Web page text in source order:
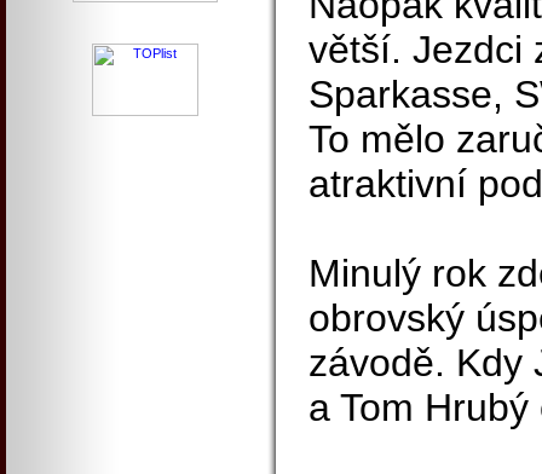
větší. Jezdci
Sparkasse,
To mělo
atraktivní
Minulý rok
obrovský
závodě. Kdy
a Tom